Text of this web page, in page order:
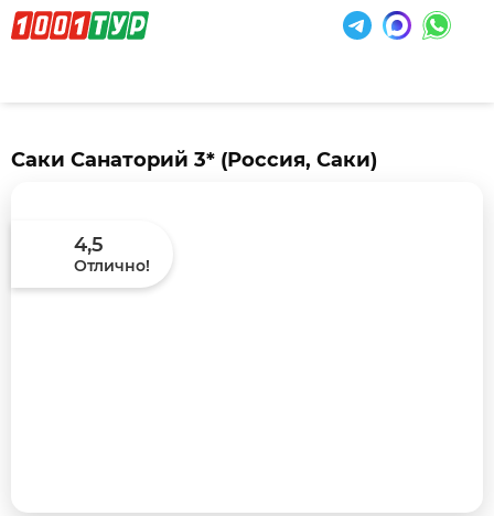
Саки Санаторий 3* (Россия, Саки)
4,5
Отлично!